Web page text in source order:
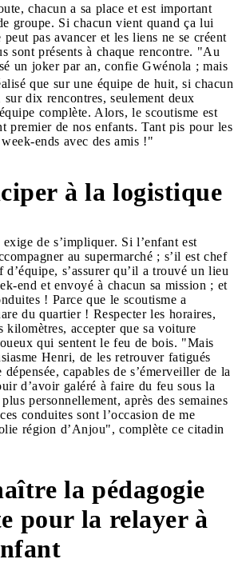
chacun a sa place et est important
groupe. Si chacun vient quand ça lui
pas avancer et les liens ne se créent
sont présents à chaque rencontre. "Au
un joker par an, confie Gwénola ; mais
que sur une équipe de huit, si chacun
sur dix rencontres, seulement deux
complète. Alors, le scoutisme est
premier de nos enfants. Tant pis pour les
ends avec des amis !"
à la logistique
de s’impliquer. Si l’enfant est
au supermarché ; s’il est chef
s’assurer qu’il a trouvé un lieu
end et envoyé à chacun sa mission ; et
! Parce que le scoutisme a
du quartier ! Respecter les horaires,
kilomètres, accepter que sa voiture
qui sentent le feu de bois. "Mais
Henri, de les retrouver fatigués
dépensée, capables de s’émerveiller de la
d’avoir galéré à faire du feu sous la
personnellement, après des semaines
conduites sont l’occasion de me
région d’Anjou", complète ce citadin
la pédagogie
pour la relayer à